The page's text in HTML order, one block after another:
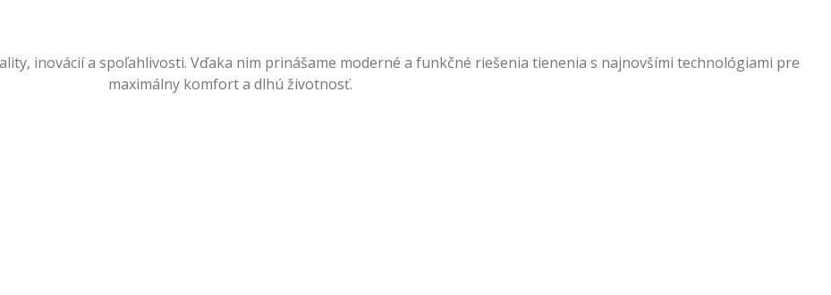
inovácií a spoľahlivosti. Vďaka nim prinášame moderné a funkčné riešenia tienenia s najnovšími technológiami pre
maximálny komfort a dlhú životnosť.